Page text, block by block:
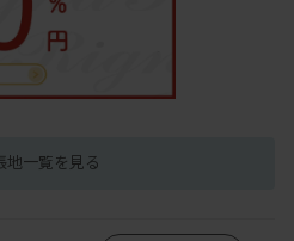
地一覧を見る